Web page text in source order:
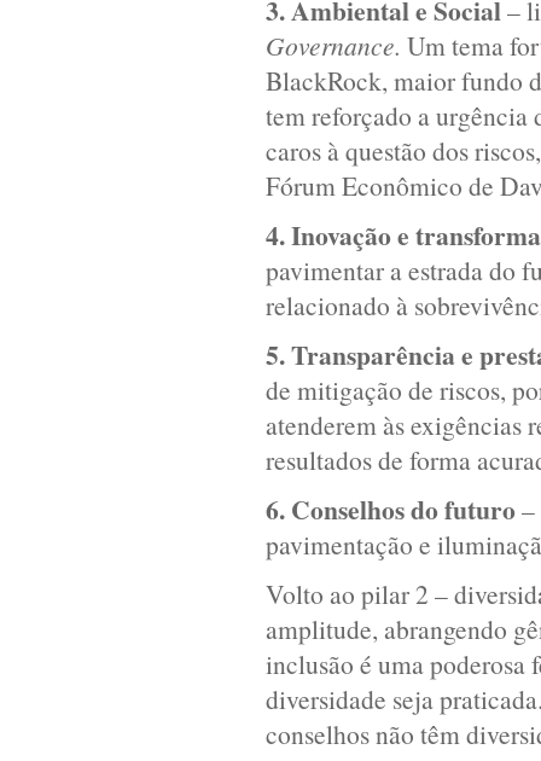
3. Ambiental e Social–
Governance. Um tema
BlackRock, maior fundo
tem reforçado a urgência
caros à questão dos
Fórum Econômico de
4. Inovação e
pavimentar a estrada do
relacionado à
5. Transparência e
de mitigação de riscos,
atenderem às exigências
resultados de forma
6. Conselhos do futuro –
pavimentação e
Volto ao pilar 2 –
amplitude, abrangendo
inclusão é uma
diversidade seja
conselhos não têm